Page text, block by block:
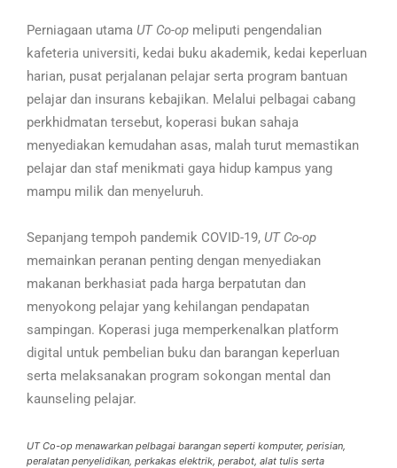
Perniagaan utama UT Co-op meliputi pengendalian
kafeteria universiti, kedai buku akademik, kedai keperluan
harian, pusat perjalanan pelajar serta program bantuan
pelajar dan insurans kebajikan. Melalui pelbagai cabang
perkhidmatan tersebut, koperasi bukan sahaja
menyediakan kemudahan asas, malah turut memastikan
pelajar dan staf menikmati gaya hidup kampus yang
mampu milik dan menyeluruh.
Sepanjang tempoh pandemik COVID-19, UT Co-op
memainkan peranan penting dengan menyediakan
makanan berkhasiat pada harga berpatutan dan
menyokong pelajar yang kehilangan pendapatan
sampingan. Koperasi juga memperkenalkan platform
digital untuk pembelian buku dan barangan keperluan
serta melaksanakan program sokongan mental dan
kaunseling pelajar.
UT Co-op menawarkan pelbagai barangan seperti komputer, perisian,
peralatan penyelidikan, perkakas elektrik, perabot, alat tulis serta